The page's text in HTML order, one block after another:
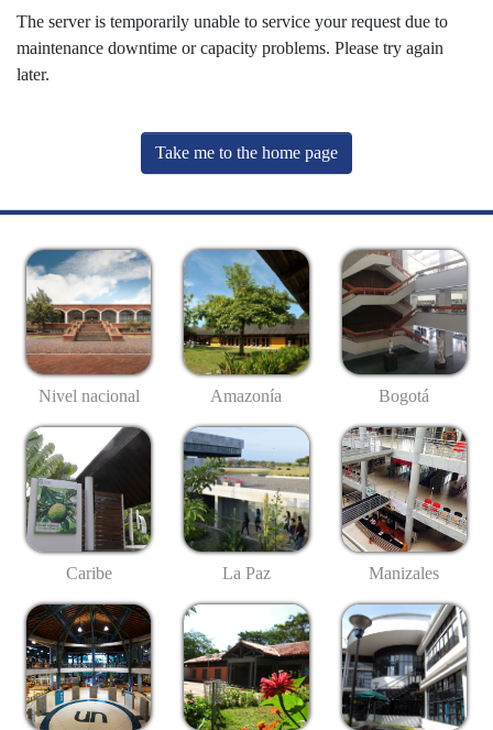
The server is temporarily unable to service your request due to
maintenance downtime or capacity problems. Please try again
later.
Take me to the home page
Nivel nacional Amazonía Bogotá
Caribe La Paz Manizales